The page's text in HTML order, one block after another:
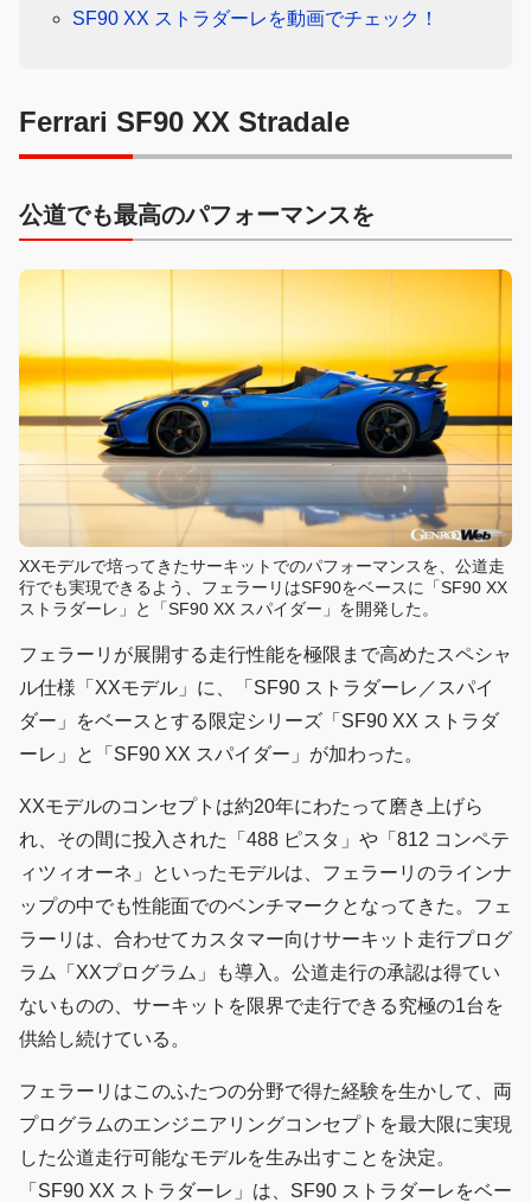
SF90 XX ストラダーレを動画でチェック！
Ferrari SF90 XX Stradale
公道でも最高のパフォーマンスを
XXモデルで培ってきたサーキットでのパフォーマンスを、公道走
行でも実現できるよう、フェラーリはSF90をベースに「SF90 XX
ストラダーレ」と「SF90 XX スパイダー」を開発した。
フェラーリが展開する走行性能を極限まで高めたスペシャ
ル仕様「XXモデル」に、「SF90 ストラダーレ／スパイ
ダー」をベースとする限定シリーズ「SF90 XX ストラダ
ーレ」と「SF90 XX スパイダー」が加わった。
XXモデルのコンセプトは約20年にわたって磨き上げら
れ、その間に投入された「488 ピスタ」や「812 コンペテ
ィツィオーネ」といったモデルは、フェラーリのラインナ
ップの中でも性能面でのベンチマークとなってきた。フェ
ラーリは、合わせてカスタマー向けサーキット走行プログ
ラム「XXプログラム」も導入。公道走行の承認は得てい
ないものの、サーキットを限界で走行できる究極の1台を
供給し続けている。
フェラーリはこのふたつの分野で得た経験を生かして、両
プログラムのエンジニアリングコンセプトを最大限に実現
した公道走行可能なモデルを生み出すことを決定。
「SF90 XX ストラダーレ」は、SF90 ストラダーレをベー